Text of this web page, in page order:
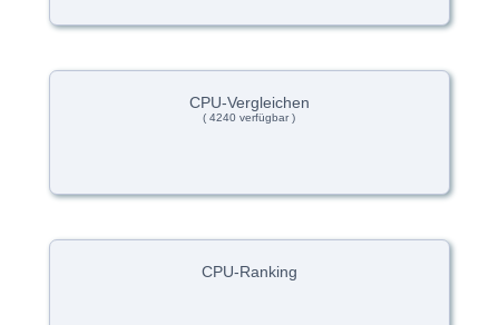
CPU-Vergleichen
( 4240 verfügbar )
CPU-Ranking